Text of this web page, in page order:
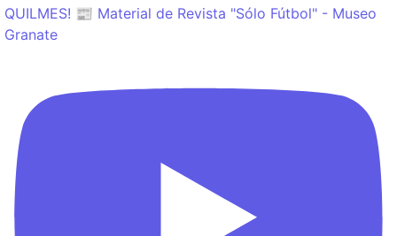
QUILMES! 📰 Material de Revista "Sólo Fútbol" - Museo
Granate